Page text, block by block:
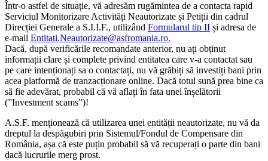
Într-o astfel de situație, vă adresăm rugămintea de a contacta rapid
Serviciul Monitorizare Activități Neautorizate și Petiții din cadrul
Direcției Generale a S.I.I.F., utilizând Formularul tip II și adresa de
e-mail Entitati.Neautorizate@asfromania.ro.
Dacă, după verificările recomandate anterior, nu ați obținut
informații clare și complete privind entitatea care v-a contactat sau
pe care intenționați sa o contactați, nu vă grăbiți să investiți bani prin
acea platformă de tranzacționare online. Dacă totul sună prea bine ca
să fie adevărat, probabil că vă aflați în fata unei înșelătorii
(”Investment scams”)!
A.S.F. menționează că utilizarea unei entității neautorizate, nu vă da
dreptul la despăgubiri prin Sistemul/Fondul de Compensare din
România, așa că este puțin probabil să vă recuperați o parte din bani
dacă lucrurile merg prost.